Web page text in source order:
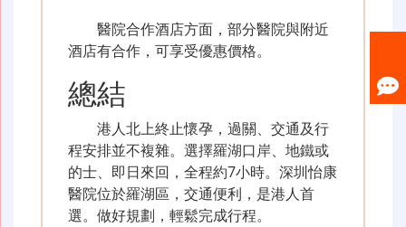
醫院合作酒店方面，部分醫院與附近
酒店有合作，可享受優惠價格。
總結
港人北上終止懷孕，過關、交通及行
程安排並不複雜。選擇羅湖口岸、地鐵或
的士、即日來回，全程約7小時。深圳怡康
醫院位於羅湖區，交通便利，是港人首
選。做好規劃，輕鬆完成行程。